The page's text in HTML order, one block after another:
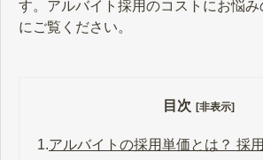
す。アルバイト採用のコストにお悩
にご覧ください。
目次 [非表示]
1.アルバイトの採用単価とは？ 採